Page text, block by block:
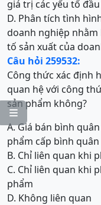

giá trị các yếu tố
D. Phân tích tình
doanh nghiệp
tố sản xuất của
Câu hỏi 259532:
Công thức xác định
quan hệ với công
sản phẩm không?
A. Giá bán bình
phẩm cấp bình quân
B. Chỉ liên quan khi
C. Chỉ liên quan khi
phẩm
D. Không liên quan